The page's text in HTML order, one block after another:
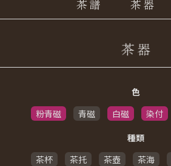
色
粉青磁
青磁 白磁 染付
種類
茶杯
茶托 茶壺 茶海